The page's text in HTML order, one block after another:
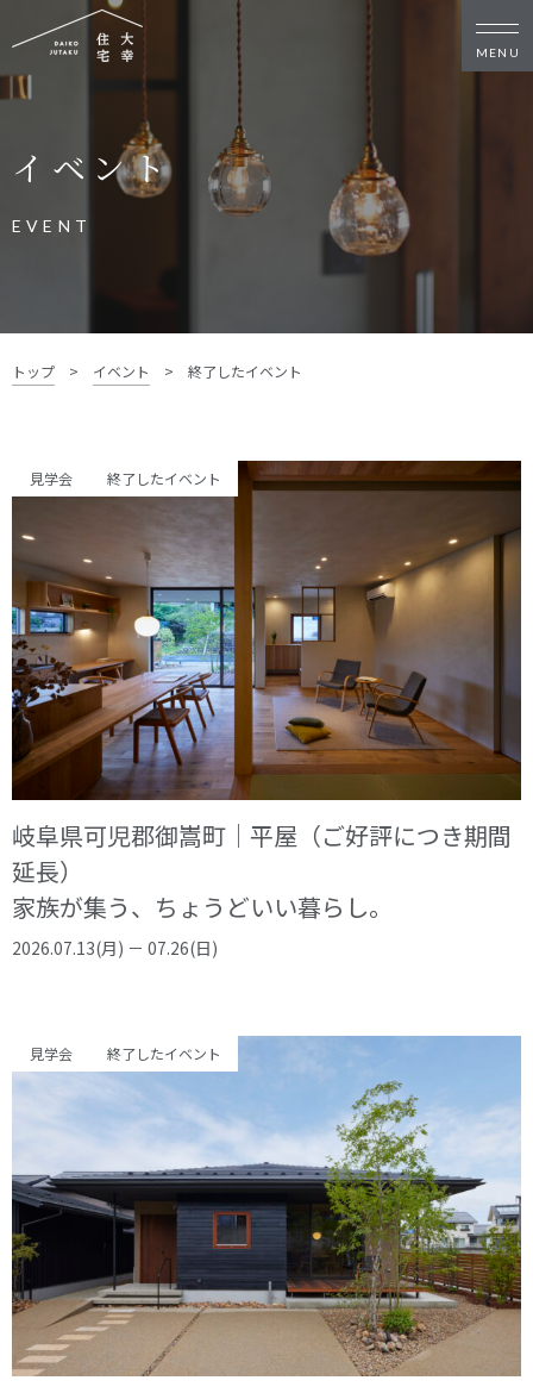
お電話でのご相談はお気軽に
TEL.0574-60-1161
受付時間：9:00～17:00
資料請求・お問い合わせ
新築・リノベをお考えの方
家づくりの考え方
家づくりの流れ
施工事例
イベント
モデルハウス
土地をお探しの方
スタッフブログ
お知らせ
会社概要
オーナー様へ
資料請求・お問い合わせ
プライバシーポリシー
イベント
EVENT
トップ > イベント > 終了したイベント
見学会 終了したイベント
岐阜県可児郡御嵩町｜平屋（ご好評につき期間
延長）
家族が集う、ちょうどいい暮らし。
2026.07.13(月) － 07.26(日)
見学会 終了したイベント